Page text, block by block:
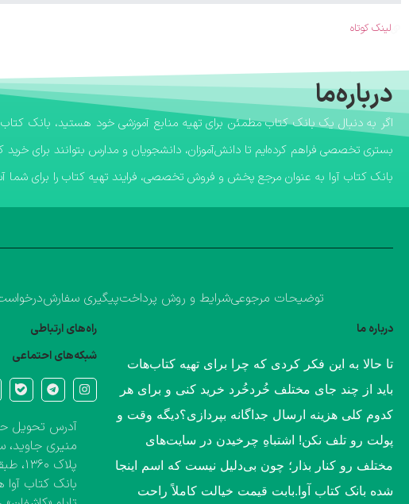
لینک کوتاه
درباره‌ما
بستری تخصصی فراهم کرده‌ایم تا دانش‌آموزان، دانشجویان و مدارس بتوانند برای
​بانک کتاب آوا به عنوان مرجع پخش و فروش تخصصی، فرایند تهیه کتاب را برای شما
توضیحات مرجوعیشرایط و روش پرداختپیگیری سفارش
درباره ما
​تا حالا به این فکر کردی که چرا برای تهیه کتاب‌هات
باید از چند جای مختلف خُردخُرد خرید کنی و برای هر
کدوم کلی هزینه ارسال جداگانه بپردازی؟​دیگه وقت و
پولت رو تلف نکن! اشتباهِ چرخیدن در سایت‌های
مختلف رو کنار بذار؛ چون بی‌دلیل نیست که اسم اینجا
شده بانک کتاب آوا.​بابت قیمت خیالت کاملاً راحت
راه‌های ارتباطی
شبکه‌های احتماعی
آدرس تحویل
منیری جاوید،
پلاک ۱۳۶۰، طبقه اول تک واحد مشخص( کتاب‌فروشی کاشفان)
بانک کتاب